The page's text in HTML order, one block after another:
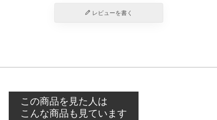
レビューを書く
この商品を見た人は
こんな商品も見ています